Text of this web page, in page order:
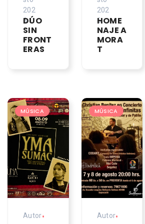
202
6
DÚO
SIN
FRONT
ERAS
202
6
HOME
NAJE A
MORA
T
MÚSICA
Autor•
MÚSICA
Autor•